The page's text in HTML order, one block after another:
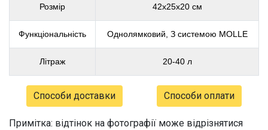
Розмір 42x25x20 см
Функціональність Однолямковий, З системою MOLLE
Літраж 20-40 л
Способи доставки Способи оплати
Примітка: відтінок на фотографії може відрізнятися